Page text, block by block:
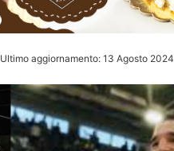
Ultimo aggiornamento: 13 Agosto 2024